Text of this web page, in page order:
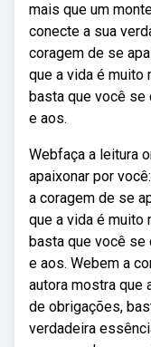
mais que um
conecte a sua
coragem de se
que a vida é muito
basta que você se
e aos.
Webfaça a leitura
apaixonar por
a coragem de se
que a vida é muito
basta que você se
e aos. Webem a
autora mostra que
de obrigações,
verdadeira